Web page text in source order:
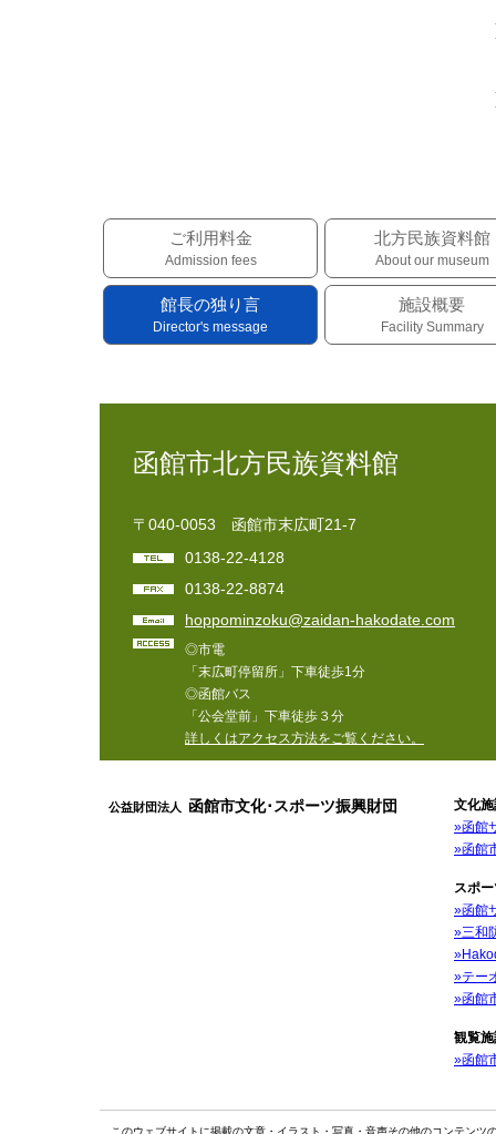
ご利用料金
Admission fees
北方民族資料館
About our museum
館長の独り言
Director's message
施設概要
Facility Summary
函館市北方民族資料館
〒040-0053 函館市末広町21-7
0138-22-4128
0138-22-8874
hoppominzoku@zaidan-hakodate.com
◎市電
「末広町停留所」下車徒歩1分
◎函館バス
「公会堂前」下車徒歩３分
詳しくはアクセス方法をご覧ください。
公益財団法人 函館市文化･スポーツ振興財団
文化
»函館
»函館
スポ
»函館
»三和
»テー
»函館
観覧
»函館
このウェブサイトに掲載の文章・イラスト・写真・音声その他のコンテンツ